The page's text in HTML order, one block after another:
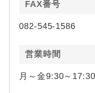
FAX番号
082-545-1586
営業時間
月～金9:30～